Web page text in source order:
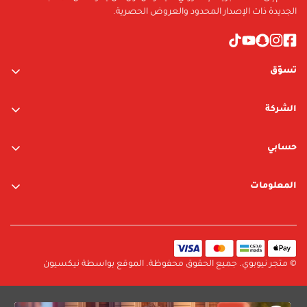
TBA
تسوّق
متجر نيوبوي
العلامات التجارية
الشركة
حسابي
المعلومات
سياسة الإرجاع والتبديل
الجديدة ذات الإصدار المحدود والعروض الحصرية.
© متجر نيوبوي. جميع الحقوق محفوظة. الموقع بواسطة نيكسيون